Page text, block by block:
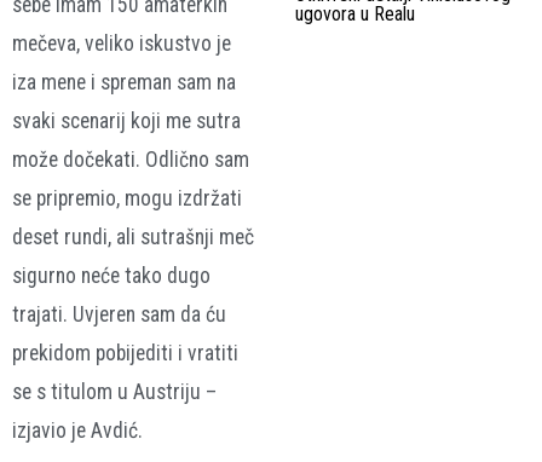
sebe imam 150 amaterkih
mečeva, veliko iskustvo je
iza mene i spreman sam na
svaki scenarij koji me sutra
može dočekati. Odlično sam
se pripremio, mogu izdržati
deset rundi, ali sutrašnji meč
sigurno neće tako dugo
trajati. Uvjeren sam da ću
prekidom pobijediti i vratiti
se s titulom u Austriju –
izjavio je Avdić.
ugovora u Realu